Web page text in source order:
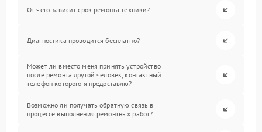
От чего зависит срок ремонта техники?
Диагностика проводится бесплатно?
Может ли вместо меня принять устройство
после ремонта другой человек, контактный
телефон которого я предоставлю?
Возможно ли получать обратную связь в
процессе выполнения ремонтных работ?